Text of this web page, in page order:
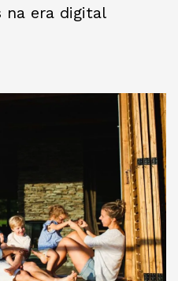
na era digital